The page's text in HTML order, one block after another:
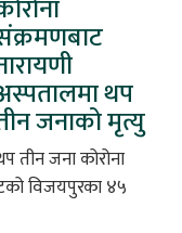
थप
जनाको मृत्यु
तीन जना कोरोना
विजयपुरका ४५